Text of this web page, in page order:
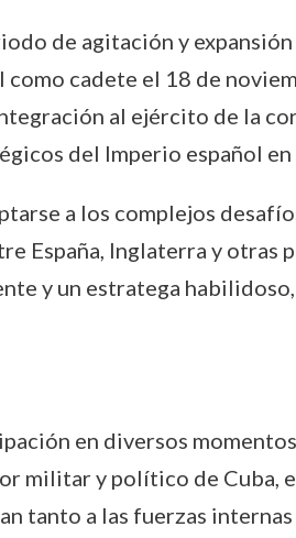
de agitación y
cadete el 18 de
al ejército de la
del Imperio español en
a los complejos
España, Inglaterra y otras
y un estratega
en diversos
militar y político de Cuba,
tanto a las fuerzas internas